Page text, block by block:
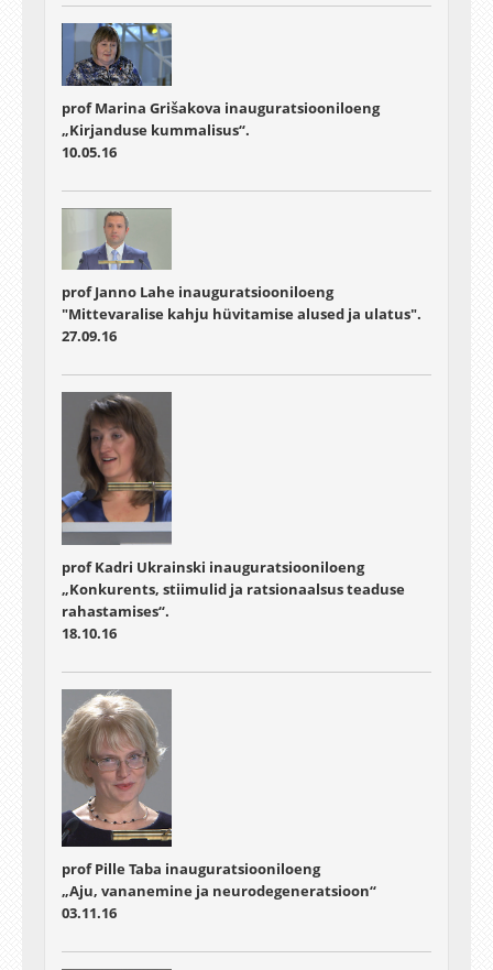
prof Marina Grišakova inauguratsiooniloeng
„Kirjanduse kummalisus“.
10.05.16
prof Janno Lahe inauguratsiooniloeng
"Mittevaralise kahju hüvitamise alused ja ulatus".
27.09.16
prof Kadri Ukrainski inauguratsiooniloeng
„Konkurents, stiimulid ja ratsionaalsus teaduse
rahastamises“.
18.10.16
prof Pille Taba inauguratsiooniloeng
„Aju, vananemine ja neurodegeneratsioon“
03.11.16